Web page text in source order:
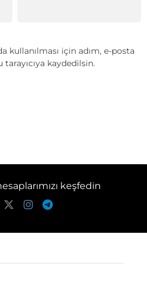
kullanılması için adım, e-posta
kaydedilsin.
keşfedin